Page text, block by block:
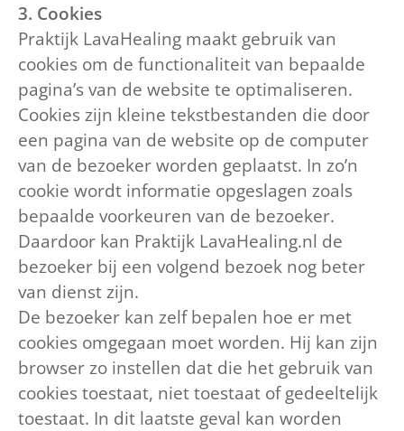
3. Cookies
Praktijk LavaHealing maakt gebruik van
cookies om de functionaliteit van bepaalde
pagina’s van de website te optimaliseren.
Cookies zijn kleine tekstbestanden die door
een pagina van de website op de computer
van de bezoeker worden geplaatst. In zo’n
cookie wordt informatie opgeslagen zoals
bepaalde voorkeuren van de bezoeker.
Daardoor kan Praktijk LavaHealing.nl de
bezoeker bij een volgend bezoek nog beter
van dienst zijn.
De bezoeker kan zelf bepalen hoe er met
cookies omgegaan moet worden. Hij kan zijn
browser zo instellen dat die het gebruik van
cookies toestaat, niet toestaat of gedeeltelijk
toestaat. In dit laatste geval kan worden